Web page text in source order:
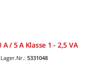
/ 5 A Klasse 1 - 2,5 VA
Lager.Nr.: 5331048